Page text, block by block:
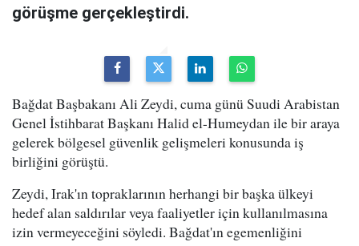
görüşme gerçekleştirdi.
Bağdat Başbakanı Ali Zeydi, cuma günü Suudi Arabistan
Genel İstihbarat Başkanı Halid el-Humeydan ile bir araya
gelerek bölgesel güvenlik gelişmeleri konusunda iş
birliğini görüştü.
Zeydi, Irak'ın topraklarının herhangi bir başka ülkeyi
hedef alan saldırılar veya faaliyetler için kullanılmasına
izin vermeyeceğini söyledi. Bağdat'ın egemenliğini